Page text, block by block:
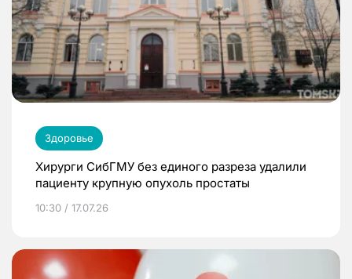
Здоровье
Хирурги СибГМУ без единого разреза удалили
пациенту крупную опухоль простаты
10:30 / 17.07.26